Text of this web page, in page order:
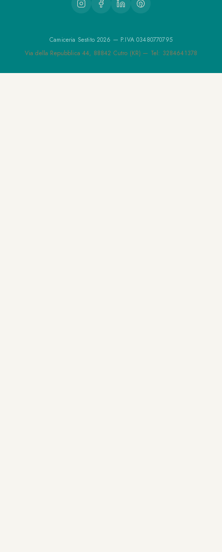
Camiceria Sestito 2026 — P.IVA 03480770795
Via della Repubblica 44, 88842 Cutro (KR) — Tel: 3284641378